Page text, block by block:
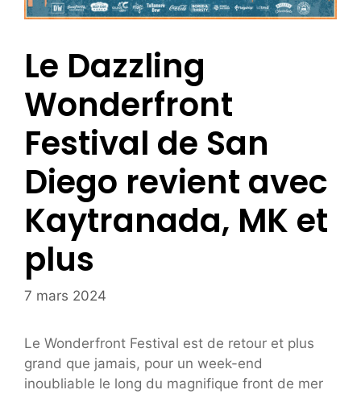
Le Dazzling
Wonderfront
Festival de San
Diego revient avec
Kaytranada, MK et
plus
7 mars 2024
Le Wonderfront Festival est de retour et plus
grand que jamais, pour un week-end
inoubliable le long du magnifique front de mer